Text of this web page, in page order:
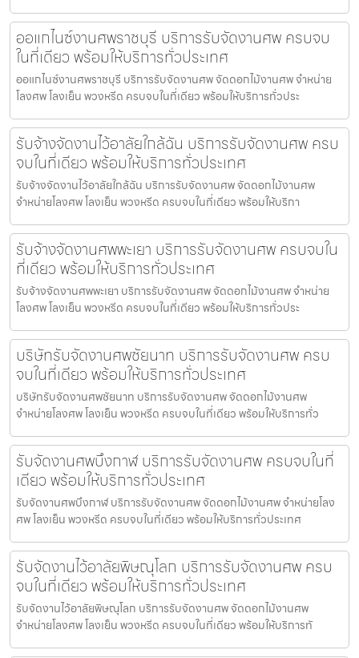
ออแกไนซ์งานศพราชบุรี บริการรับจัดงานศพ ครบจบ
ในที่เดียว พร้อมให้บริการทั่วประเทศ
ออแกไนซ์งานศพราชบุรี บริการรับจัดงานศพ จัดดอกไม้งานศพ จำหน่าย
โลงศพ โลงเย็น พวงหรีด ครบจบในที่เดียว พร้อมให้บริการทั่วประ
รับจ้างจัดงานไว้อาลัยใกล้ฉัน บริการรับจัดงานศพ ครบ
จบในที่เดียว พร้อมให้บริการทั่วประเทศ
รับจ้างจัดงานไว้อาลัยใกล้ฉัน บริการรับจัดงานศพ จัดดอกไม้งานศพ
จำหน่ายโลงศพ โลงเย็น พวงหรีด ครบจบในที่เดียว พร้อมให้บริกา
รับจ้างจัดงานศพพะเยา บริการรับจัดงานศพ ครบจบใน
ที่เดียว พร้อมให้บริการทั่วประเทศ
รับจ้างจัดงานศพพะเยา บริการรับจัดงานศพ จัดดอกไม้งานศพ จำหน่าย
โลงศพ โลงเย็น พวงหรีด ครบจบในที่เดียว พร้อมให้บริการทั่วประ
บริษัทรับจัดงานศพชัยนาท บริการรับจัดงานศพ ครบ
จบในที่เดียว พร้อมให้บริการทั่วประเทศ
บริษัทรับจัดงานศพชัยนาท บริการรับจัดงานศพ จัดดอกไม้งานศพ
จำหน่ายโลงศพ โลงเย็น พวงหรีด ครบจบในที่เดียว พร้อมให้บริการทั่ว
รับจัดงานศพบึงกาฬ บริการรับจัดงานศพ ครบจบในที่
เดียว พร้อมให้บริการทั่วประเทศ
รับจัดงานศพบึงกาฬ บริการรับจัดงานศพ จัดดอกไม้งานศพ จำหน่ายโลง
ศพ โลงเย็น พวงหรีด ครบจบในที่เดียว พร้อมให้บริการทั่วประเทศ
รับจัดงานไว้อาลัยพิษณุโลก บริการรับจัดงานศพ ครบ
จบในที่เดียว พร้อมให้บริการทั่วประเทศ
รับจัดงานไว้อาลัยพิษณุโลก บริการรับจัดงานศพ จัดดอกไม้งานศพ
จำหน่ายโลงศพ โลงเย็น พวงหรีด ครบจบในที่เดียว พร้อมให้บริการทั